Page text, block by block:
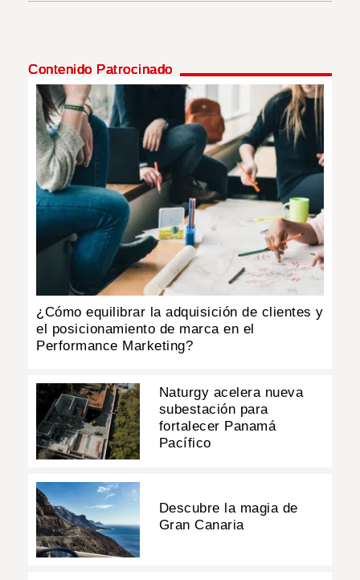
Contenido Patrocinado
¿Cómo equilibrar la adquisición de clientes y
el posicionamiento de marca en el
Performance Marketing?
Naturgy acelera nueva
subestación para
fortalecer Panamá
Pacífico
Descubre la magia de
Gran Canaria